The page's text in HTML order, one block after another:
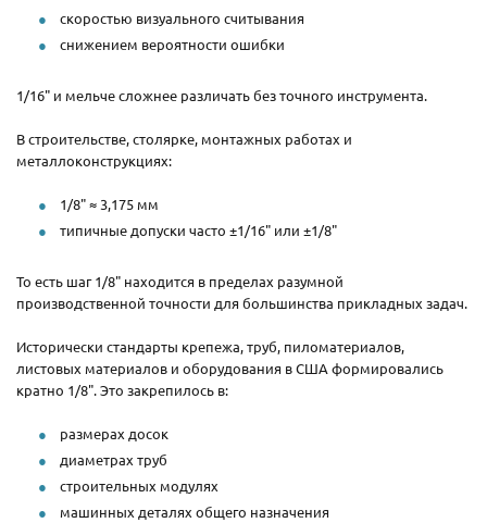
скоростью визуального считывания
снижением вероятности ошибки
1/16" и мельче сложнее различать без точного инструмента.
В строительстве, столярке, монтажных работах и
металлоконструкциях:
1/8" ≈ 3,175 мм
типичные допуски часто ±1/16" или ±1/8"
То есть шаг 1/8" находится в пределах разумной
производственной точности для большинства прикладных задач.
Исторически стандарты крепежа, труб, пиломатериалов,
листовых материалов и оборудования в США формировались
кратно 1/8". Это закрепилось в:
размерах досок
диаметрах труб
строительных модулях
машинных деталях общего назначения